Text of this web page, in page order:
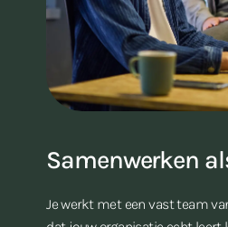
Samenwerken
Je werkt met een vast team